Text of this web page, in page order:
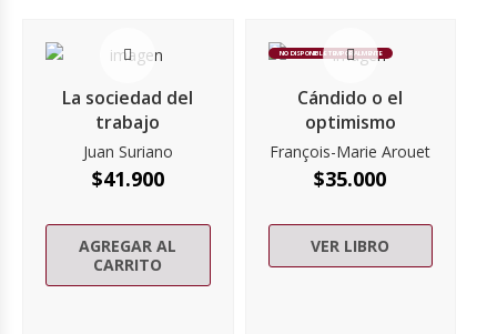
La sociedad del
trabajo
Juan Suriano
$41.900
AGREGAR AL
CARRITO
NO DISPONIBLE TEMPORALMENTE
Cándido o el
optimismo
François-Marie Arouet
$35.000
VER LIBRO